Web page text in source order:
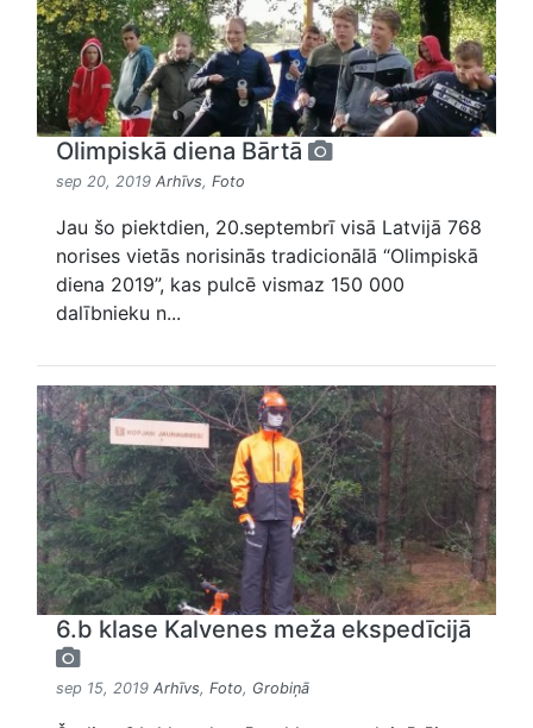
Olimpiskā diena Bārtā
sep 20, 2019 Arhīvs, Foto
Jau šo piektdien, 20.septembrī visā Latvijā 768
norises vietās norisinās tradicionālā “Olimpiskā
diena 2019”, kas pulcē vismaz 150 000
dalībnieku n...
6.b klase Kalvenes meža ekspedīcijā
sep 15, 2019 Arhīvs, Foto, Grobiņā